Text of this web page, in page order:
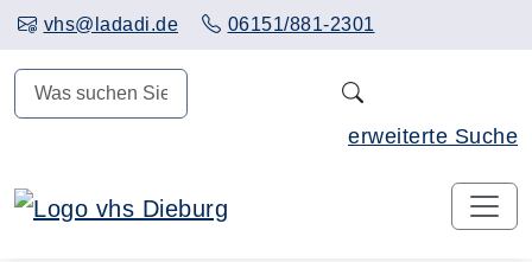
vhs@ladadi.de 06151/881-2301
erweiterte Suche
Hauptinhalt anspringen